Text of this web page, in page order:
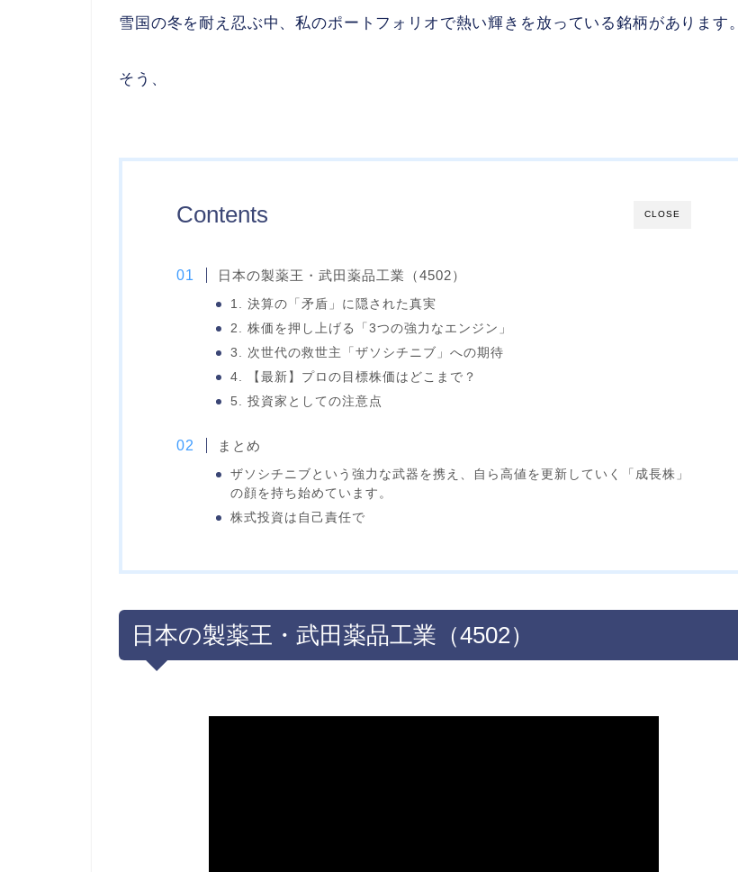
雪国の冬を耐え忍ぶ中、私のポートフォリオで熱い輝きを放っている銘柄があります。
そう、
CLOSE
Contents
日本の製薬王・武田薬品工業（4502）
1. 決算の「矛盾」に隠された真実
2. 株価を押し上げる「3つの強力なエンジン」
3. 次世代の救世主「ザソシチニブ」への期待
4. 【最新】プロの目標株価はどこまで？
5. 投資家としての注意点
まとめ
ザソシチニブという強力な武器を携え、自ら高値を更新していく「成長株」
の顔を持ち始めています。
株式投資は自己責任で
日本の製薬王・武田薬品工業（4502）